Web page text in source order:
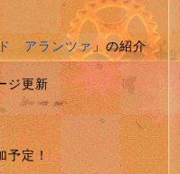
アランツァ」の紹介
ジ更新
定！